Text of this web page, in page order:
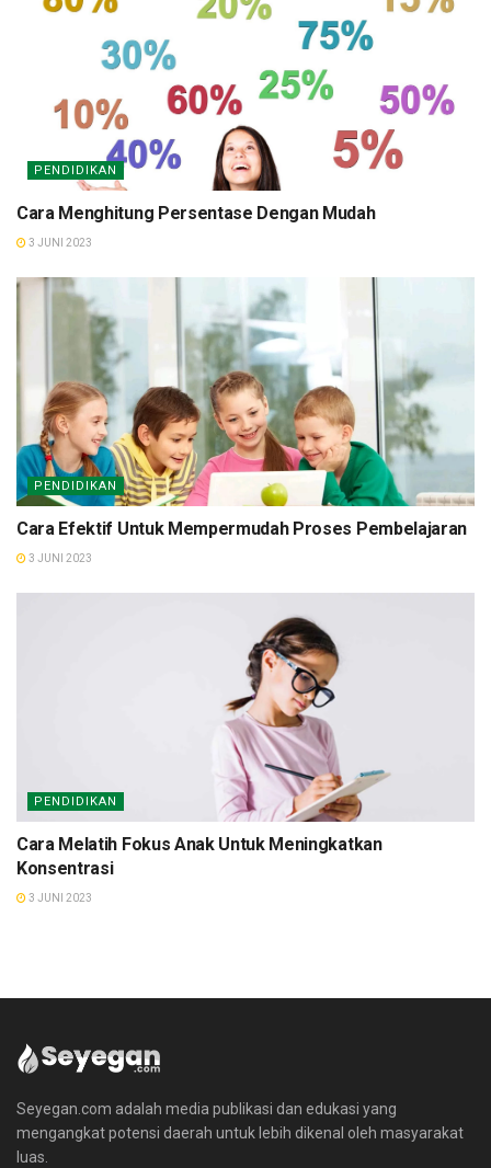
PENDIDIKAN
Cara Menghitung Persentase Dengan Mudah
3 JUNI 2023
PENDIDIKAN
Cara Efektif Untuk Mempermudah Proses Pembelajaran
3 JUNI 2023
PENDIDIKAN
Cara Melatih Fokus Anak Untuk Meningkatkan
Konsentrasi
3 JUNI 2023
Seyegan.com adalah media publikasi dan edukasi yang
mengangkat potensi daerah untuk lebih dikenal oleh masyarakat
luas.